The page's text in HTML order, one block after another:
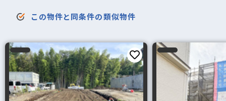
この物件と同条件の類似物件